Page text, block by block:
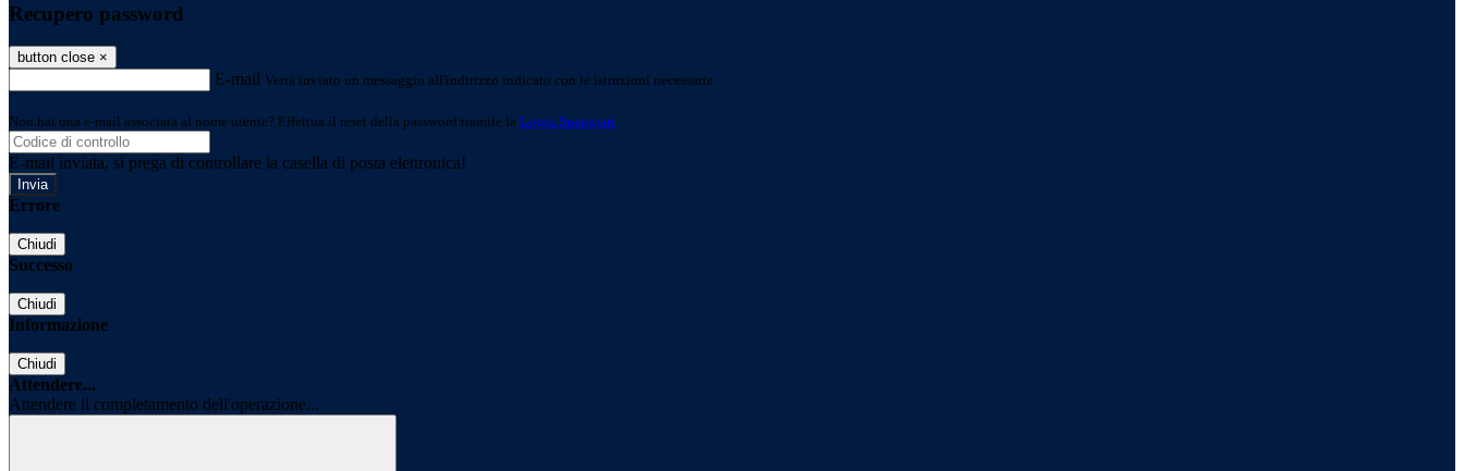
Recupero password
button close ×
E-mail Verrà inviato un messaggio all'indirizzo indicato con le istruzioni necessarie.
Non hai una e-mail associata al nome utente? Effettua il reset della password tramite la Login Spaggiari
E-mail inviata, si prega di controllare la casella di posta elettronica!
Errore
Chiudi
Successo
Chiudi
Informazione
Chiudi
Attendere...
Attendere il completamento dell'operazione...